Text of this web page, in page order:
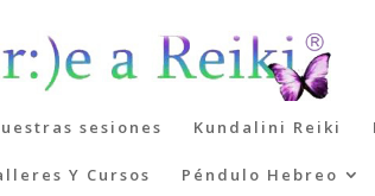
sesiones Kundalini Reiki
Y Cursos Péndulo Hebreo